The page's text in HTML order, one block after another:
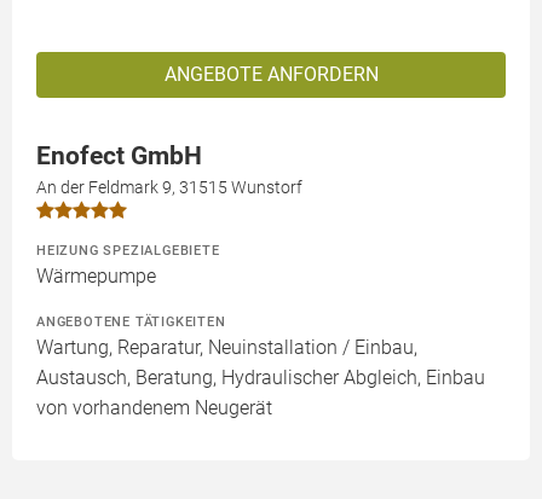
ANGEBOTE ANFORDERN
Enofect GmbH
An der Feldmark 9, 31515 Wunstorf
HEIZUNG SPEZIALGEBIETE
Wärmepumpe
ANGEBOTENE TÄTIGKEITEN
Wartung, Reparatur, Neuinstallation / Einbau,
Austausch, Beratung, Hydraulischer Abgleich, Einbau
von vorhandenem Neugerät